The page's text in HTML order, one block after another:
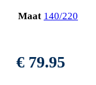
Maat 140/220
€ 79.95